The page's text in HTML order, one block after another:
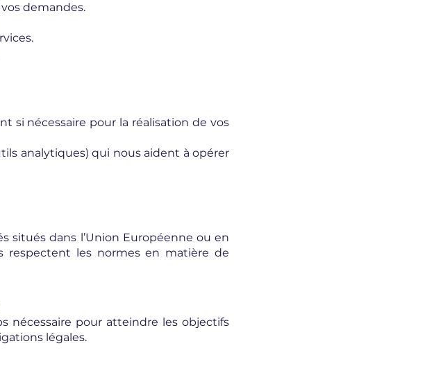
demandes.
si nécessaire pour la réalisation de vos
analytiques) qui nous aident à opérer
situés dans l’Union Européenne ou en
respectent les normes en matière de
nécessaire pour atteindre les objectifs
légales.